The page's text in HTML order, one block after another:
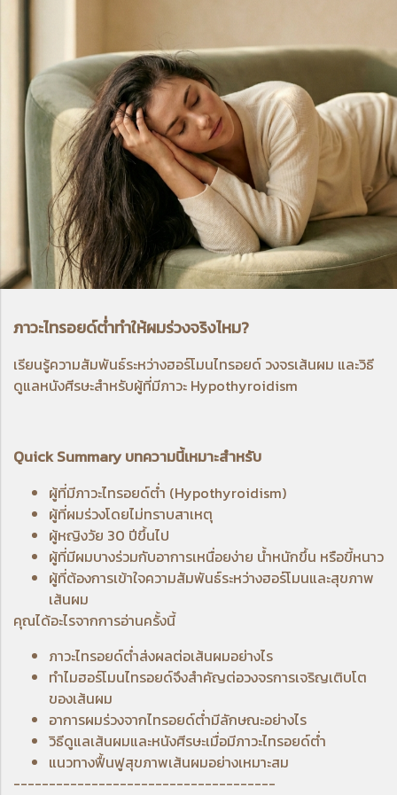
ภาวะไทรอยด์ต่ำทำให้ผมร่วงจริงไหม?
เรียนรู้ความสัมพันธ์ระหว่างฮอร์โมนไทรอยด์ วงจรเส้นผม และวิธี
ดูแลหนังศีรษะสำหรับผู้ที่มีภาวะ Hypothyroidism
Quick Summary บทความนี้เหมาะสำหรับ
ผู้ที่มีภาวะไทรอยด์ต่ำ (Hypothyroidism)
ผู้ที่ผมร่วงโดยไม่ทราบสาเหตุ
ผู้หญิงวัย 30 ปีขึ้นไป
ผู้ที่มีผมบางร่วมกับอาการเหนื่อยง่าย น้ำหนักขึ้น หรือขี้หนาว
ผู้ที่ต้องการเข้าใจความสัมพันธ์ระหว่างฮอร์โมนและสุขภาพ
เส้นผม
คุณได้อะไรจากการอ่านครั้งนี้
ภาวะไทรอยด์ต่ำส่งผลต่อเส้นผมอย่างไร
ทำไมฮอร์โมนไทรอยด์จึงสำคัญต่อวงจรการเจริญเติบโต
ของเส้นผม
อาการผมร่วงจากไทรอยด์ต่ำมีลักษณะอย่างไร
วิธีดูแลเส้นผมและหนังศีรษะเมื่อมีภาวะไทรอยด์ต่ำ
แนวทางฟื้นฟูสุขภาพเส้นผมอย่างเหมาะสม
-------------------------------------